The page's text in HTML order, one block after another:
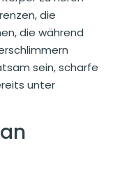
die
die während
sein, scharfe
unter